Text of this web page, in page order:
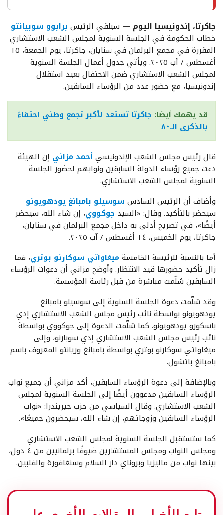
جاكرتا، إندونيسيا اليوم — سيلقي الرئيس برابوو سوبيانتو
خطاب الحكومة في الجلسة السنوية لمجلس الشعب الاستشاري
المقررة في مجمع البرلمان في سنايان، جاكرتا، يوم الجمعة، ١٥
أغسطس / آب ٢٠٢٥. ويأتي جدول أعمال الجلسة السنوية
لمجلس الشعب الاستشاري ضمن الاحتفال بعيد استقلال
إندونيسيا، مع حضور عدد من الرؤساء السابقين.
قد يهمك أيضا: جاكرتا تستعد لأكبر تجمع وطني احتفاءً
بالذكرى الـ٨٠
قال رئيس مجلس الشعب الإندونيسيأحمد مزاني إن الهيئة
دعت جميع رؤساء الدولة السابقين ونوابهم لحضور الجلسة
السنوية لمجلس الشعب الاستشاري.
وأضاف أن الرئيس السادس سوسيلو بامبانغ يودهويونو
سيحضر بالتأكيد. وقال: «السيد جوكووي، إن شاء الله، سيحضر
أيضًا»، في تصريح أدلى به داخل مجمع البرلمان في سنايان،
جاكرتا، يوم الخميس، ١٤ أغسطس / آب ٢٠٢٥.
أما بالنسبة للرئيسة الخامسةميغاواتي سوكارنو بوتري، فما
زال تأكيد حضورها قيد الانتظار. وأوضح مزاني أن دعوات الرؤساء
السابقين سُلّمت مباشرة من قبل رئاسة المؤسسة.
وقد سُلّمت دعوة الجلسة السنوية إلى سوسيلو بامبانغ
يودهويونو بواسطة نائب رئيس مجلس الشعب الاستشاري إدي
باسكورو يودهويونو. كما سُلّمت الدعوة إلى جوكووي بواسطة
نائب رئيس مجلس الشعب الاستشاري إدي سوبارنو، وإلى
ميغاواتي سوكارنو بوتري بواسطة بامبانغ وريانتو المعروف باسم
بامبانغ باتشول.
وبالإضافة إلى دعوة الرؤساء السابقين، أكد مزاني أن جميع نواب
الرؤساء السابقين مدعوون أيضًا إلى الجلسة السنوية لمجلس
الشعب الاستشاري. وقال السياسي من حزب جيريندرا: «نواب
الرؤساء السابقين وزوجاتهم، إن شاء الله، سيحضرون جميعًا».
كما ستستقبل الجلسة السنوية لمجلس الشعب الاستشاري
ومجلس النواب ومجلس المستشارين ضيوفًا برلمانيين من ٤ دول،
بينها نواب من ماليزيا وبروناي دار السلام وسنغافورة والفلبين.